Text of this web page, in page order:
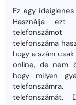
Ez egy
Használja ezt
telefonszáma
hogy a szám
online, de nem
hogy milyen
telefonszámát.